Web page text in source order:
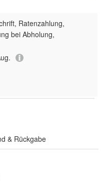
Ratenzahlung,
bei Abholung,
& Rückgabe